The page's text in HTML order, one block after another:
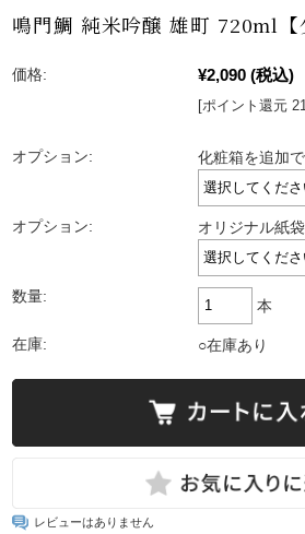
鳴門鯛 純米吟醸 雄町 720ml【
価格: ¥2,090 (税込)
[ポイント還元
オプション: 化粧箱を追加
オプション: オリジナル紙
数量:
本
在庫: ○在庫あり
レビューはありません